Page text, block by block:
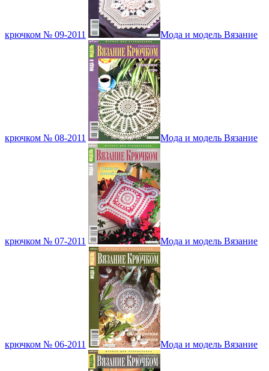
крючком № 09-2011 Мода и модель Вязание
крючком № 08-2011 Мода и модель Вязание
крючком № 07-2011 Мода и модель Вязание
крючком № 06-2011 Мода и модель Вязание